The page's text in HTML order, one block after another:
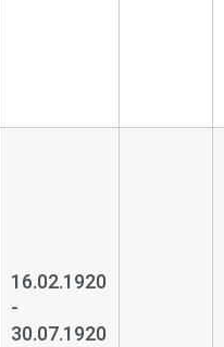
16.02.1920
-
30.07.1920